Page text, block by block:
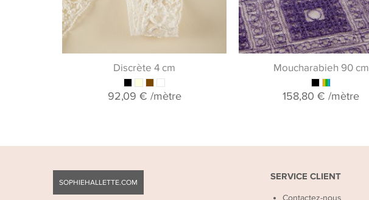
Discrète 4 cm
92,09 € /mètre
Moucharabieh 90 cm
158,80 € /mètre
SOPHIEHALLETTE.COM SERVICE CLIENT
Contactez-nous